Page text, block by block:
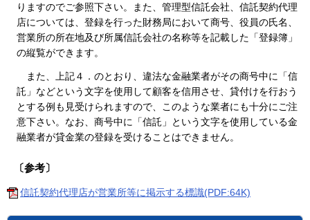
りますのでご参照下さい。また、管理型信託会社、信託契約代理
店については、登録を行った財務局において商号、役員の氏名、
営業所の所在地及び所属信託会社の名称等を記載した「登録簿」
の縦覧ができます。
また、上記４．のとおり、違法な金融業者がその商号中に「信
託」などという文字を使用して顧客を信用させ、貸付けを行おう
とする例も見受けられますので、このような業者にも十分にご注
意下さい。なお、商号中に「信託」という文字を使用している金
融業者が貸金業の登録を受けることはできません。
〔参考〕
信託契約代理店が営業所等に掲示する標識(PDF:64K)